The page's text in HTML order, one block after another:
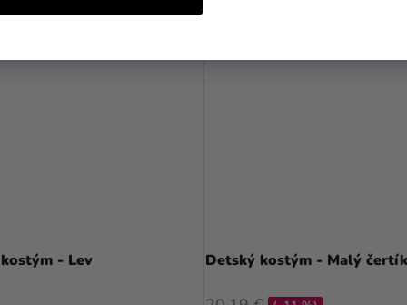
kostým - Lev Detský kostým - Malý čertík
hodnotenie
produktu